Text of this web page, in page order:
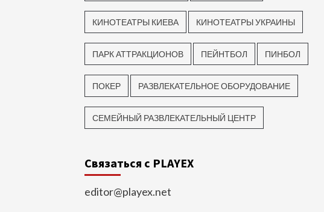
КИНОТЕАТРЫ КИЕВА КИНОТЕАТРЫ УКРАИНЫ
ПАРК АТТРАКЦИОНОВ ПЕЙНТБОЛ ПИНБОЛ
ПОКЕР РАЗВЛЕКАТЕЛЬНОЕ ОБОРУДОВАНИЕ
СЕМЕЙНЫЙ РАЗВЛЕКАТЕЛЬНЫЙ ЦЕНТР
Связаться с PLAYEX
editor@playex.net